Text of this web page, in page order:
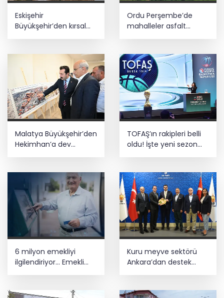
Eskişehir
Büyükşehir’den kırsal
mahallelere yol yatırımı
Ordu Perşembe’de
mahalleler asfalt
konforuna kavuştu
Malatya Büyükşehir’den
Hekimhan’a dev
TOFAŞ’ın rakipleri belli
oldu! İşte yeni sezon
6 milyon emekliyi
ilgilendiriyor... Emekli
Kuru meyve sektörü
Ankara’dan destek